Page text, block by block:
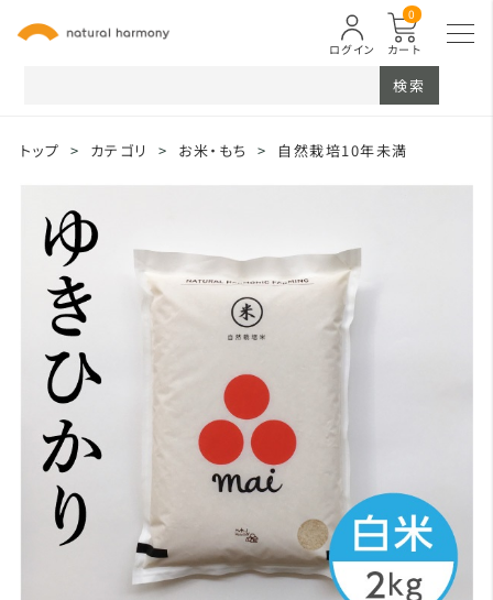
カート
0
ログイン
検索
トップ > カテゴリ > お米・もち > 自然栽培10年未満